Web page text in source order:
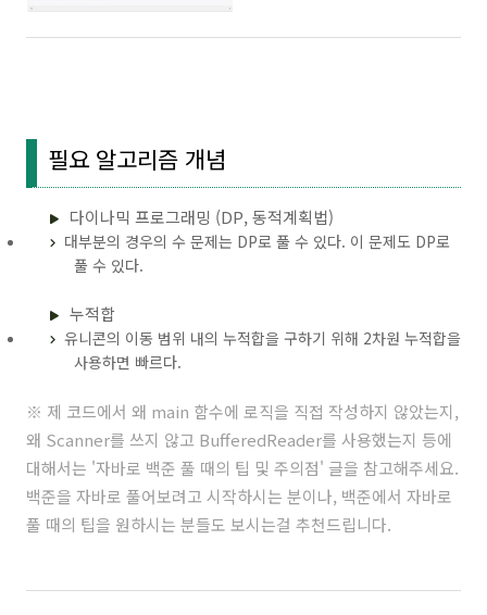
필요 알고리즘 개념
다이나믹 프로그래밍 (DP, 동적계획법)
대부분의 경우의 수 문제는 DP로 풀 수 있다. 이 문제도 DP로
풀 수 있다.
누적합
유니콘의 이동 범위 내의 누적합을 구하기 위해 2차원 누적합을
사용하면 빠르다.
※ 제 코드에서 왜 main 함수에 로직을 직접 작성하지 않았는지,
왜 Scanner를 쓰지 않고 BufferedReader를 사용했는지 등에
대해서는 '자바로 백준 풀 때의 팁 및 주의점' 글을 참고해주세요.
백준을 자바로 풀어보려고 시작하시는 분이나, 백준에서 자바로
풀 때의 팁을 원하시는 분들도 보시는걸 추천드립니다.